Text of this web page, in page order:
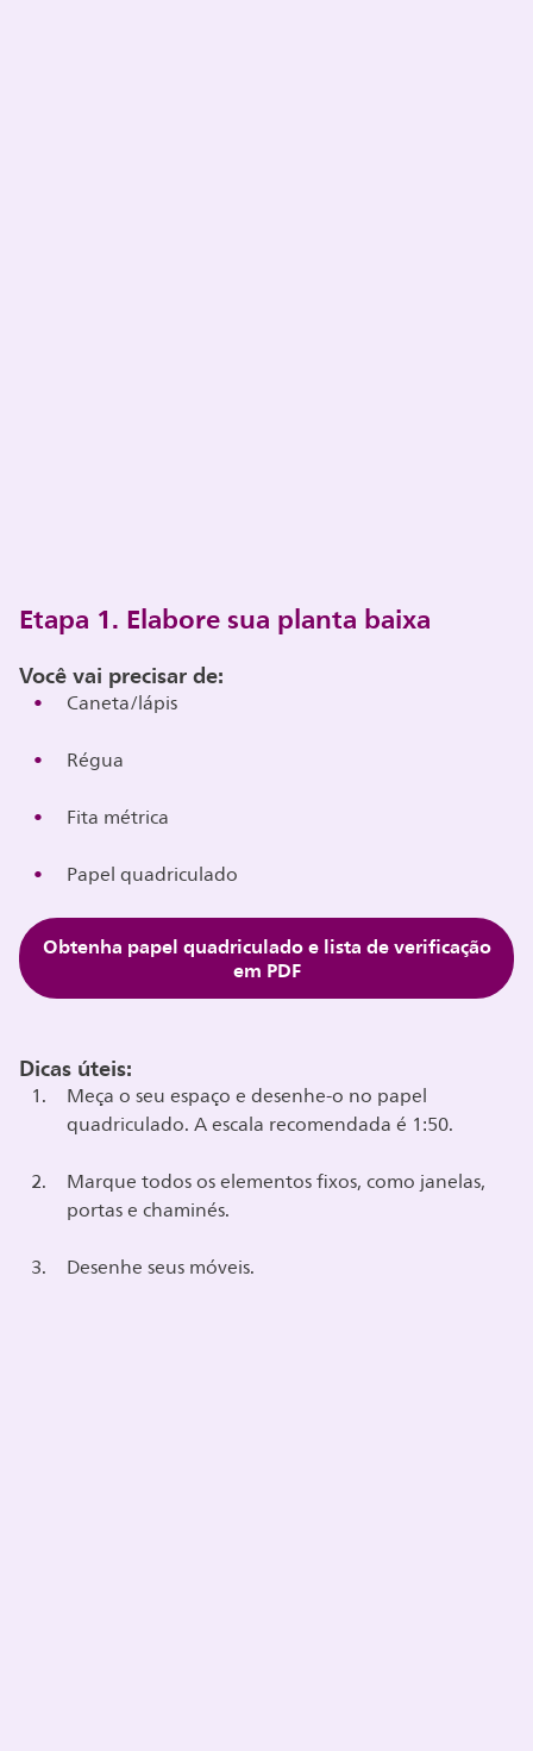
Etapa 1. Elabore sua planta baixa
Você vai precisar de:
Caneta/lápis
Régua
Fita métrica
Papel quadriculado
Obtenha papel quadriculado e lista de verificação
em PDF
Dicas úteis:
Meça o seu espaço e desenhe-o no papel
quadriculado. A escala recomendada é 1:50.
Marque todos os elementos fixos, como janelas,
portas e chaminés.
Desenhe seus móveis.